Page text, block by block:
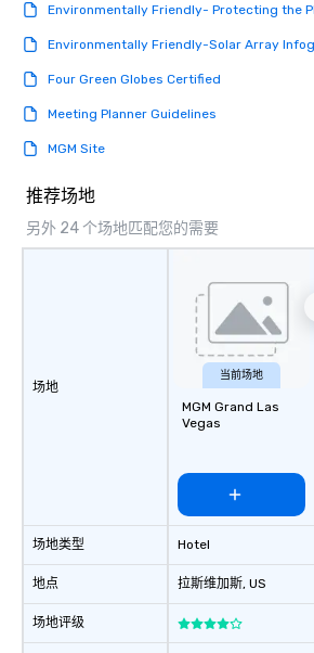
Environmentally Friendly- Protecting the
Environmentally Friendly-Solar Array
Four Green Globes Certified
Meeting Planner Guidelines
MGM Site
推荐场地
另外 24 个场地匹配您的需要
场地
场地类型
地点
场地评级
当前场地
MGM Grand Las
Vegas
Hotel
拉斯维加斯, US